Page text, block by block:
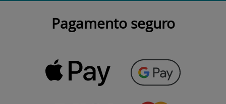
Pagamento seguro